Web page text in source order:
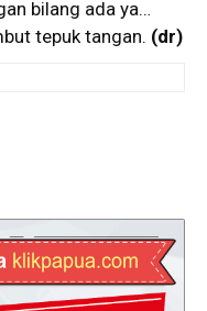
bilang ada ya…
tepuk tangan. (dr)